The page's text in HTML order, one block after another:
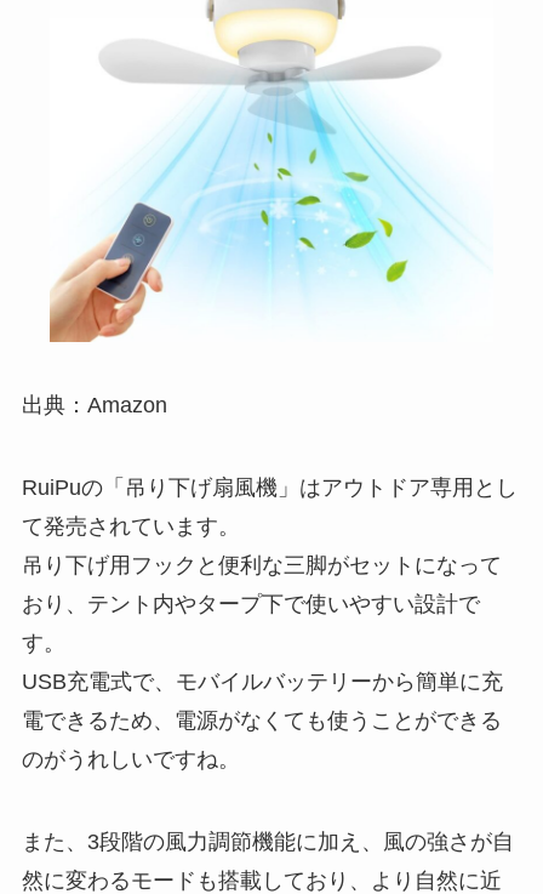
出典：Amazon
RuiPuの「吊り下げ扇風機」はアウトドア専用とし
て発売されています。
吊り下げ用フックと便利な三脚がセットになって
おり、テント内やタープ下で使いやすい設計で
す。
USB充電式で、モバイルバッテリーから簡単に充
電できるため、電源がなくても使うことができる
のがうれしいですね。
また、3段階の風力調節機能に加え、風の強さが自
然に変わるモードも搭載しており、より自然に近